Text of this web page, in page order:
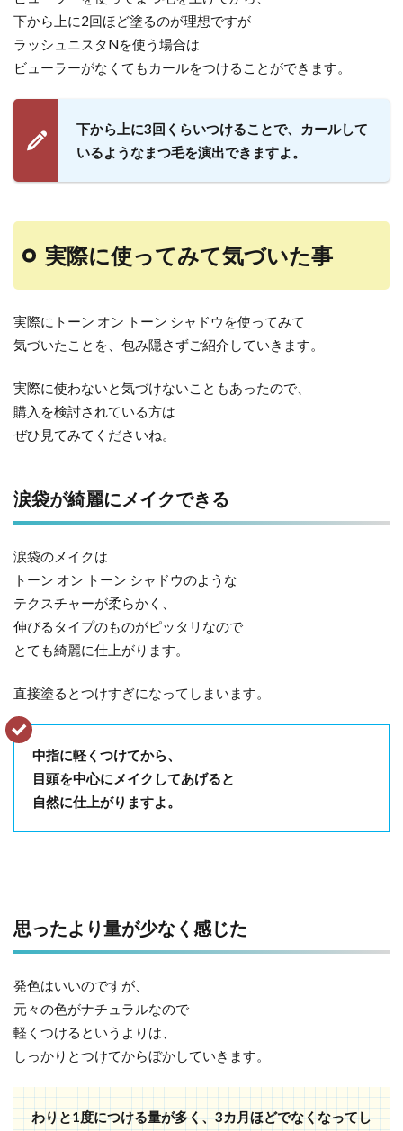
下から上に2回ほど塗るのが理想ですが
ラッシュニスタNを使う場合は
ビューラーがなくてもカールをつけることができます。
下から上に3回くらいつけることで、カールして
いるようなまつ毛を演出できますよ。
実際に使ってみて気づいた事
実際にトーン オン トーン シャドウを使ってみて
気づいたことを、包み隠さずご紹介していきます。
実際に使わないと気づけないこともあったので、
購入を検討されている方は
ぜひ見てみてくださいね。
涙袋が綺麗にメイクできる
涙袋のメイクは
トーン オン トーン シャドウのような
テクスチャーが柔らかく、
伸びるタイプのものがピッタリなので
とても綺麗に仕上がります。
直接塗るとつけすぎになってしまいます。
中指に軽くつけてから、
目頭を中心にメイクしてあげると
自然に仕上がりますよ。
思ったより量が少なく感じた
発色はいいのですが、
元々の色がナチュラルなので
軽くつけるというよりは、
しっかりとつけてからぼかしていきます。
わりと1度につける量が多く、3カ月ほどでなくなってし